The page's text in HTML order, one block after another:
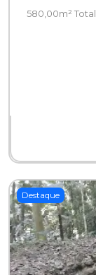
580,00m² Total
Destaque